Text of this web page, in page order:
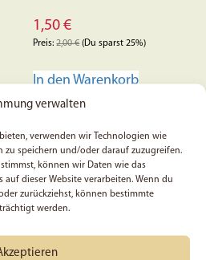
verwalten
verwenden wir Technologien wie
zu speichern und/oder darauf zuzugreifen.
können wir Daten wie das
dieser Website verarbeiten. Wenn du
zurückziehst, können bestimmte
werden.
1,50€
Preis:2,00€(Du sparst 25%)
In den Warenkorb